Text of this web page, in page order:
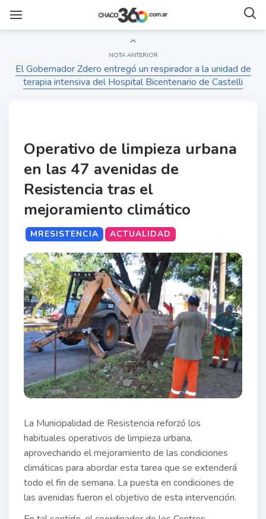
NOTA ANTERIOR
El Gobernador Zdero entregó un respirador a la unidad de
terapia intensiva del Hospital Bicentenario de Castelli
Operativo de limpieza urbana
en las 47 avenidas de
Resistencia tras el
mejoramiento climático
MRESISTENCIA ACTUALIDAD
La Municipalidad de Resistencia reforzó los
habituales operativos de limpieza urbana,
aprovechando el mejoramiento de las condiciones
climáticas para abordar esta tarea que se extenderá
todo el fin de semana. La puesta en condiciones de
las avenidas fueron el objetivo de esta intervención.